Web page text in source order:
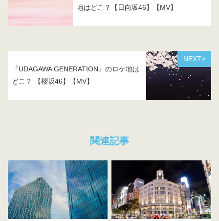
地はどこ？【日向坂46】【MV】
NEXT>
『UDAGAWA GENERATION』のロケ地は
どこ？ 【櫻坂46】【MV】
関連記事